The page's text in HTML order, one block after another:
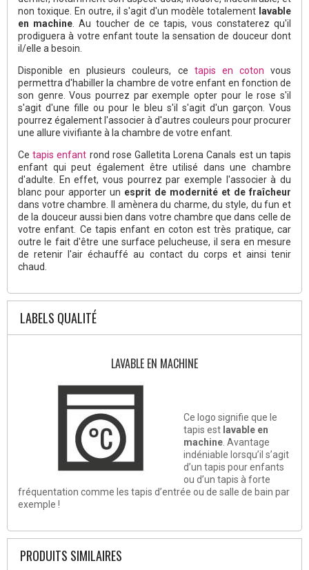
non toxique. En outre, il s'agit d'un modèle totalement lavable
en machine . Au toucher de ce tapis, vous constaterez qu'il
prodiguera à votre enfant toute la sensation de douceur dont
il/elle a besoin.
Disponible en plusieurs couleurs, ce tapis en coton vous
permettra d'habiller la chambre de votre enfant en fonction de
son genre. Vous pourrez par exemple opter pour le rose s'il
s'agit d'une fille ou pour le bleu s'il s'agit d'un garçon. Vous
pourrez également l'associer à d'autres couleurs pour procurer
une allure vivifiante à la chambre de votre enfant.
Cetapis enfant rond rose Galletita Lorena Canals est un tapis
enfant qui peut également être utilisé dans une chambre
d'adulte. En effet, vous pourrez par exemple l'associer à du
blanc pour apporter un esprit de modernité et de fraîcheur
dans votre chambre. Il amènera du charme, du style, du fun et
de la douceur aussi bien dans votre chambre que dans celle de
votre enfant. Ce tapis enfant en coton est très pratique, car
outre le fait d'être une surface pelucheuse, il sera en mesure
de retenir l'air échauffé au contact du corps et ainsi tenir
chaud.
LABELS QUALITÉ
LAVABLE EN MACHINE
Ce logo signifie que le
tapis est lavable en
machine . Avantage
indéniable lorsqu’il s’agit
d’un tapis pour enfants
ou d’un tapis à forte
fréquentation comme les tapis d’entrée ou de salle de bain par
exemple !
PRODUITS SIMILAIRES